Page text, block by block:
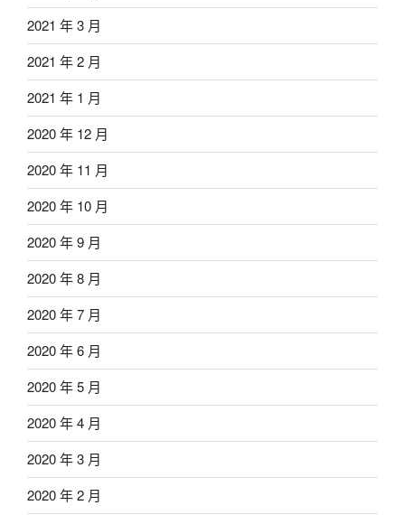
2021 年 3 月
2021 年 2 月
2021 年 1 月
2020 年 12 月
2020 年 11 月
2020 年 10 月
2020 年 9 月
2020 年 8 月
2020 年 7 月
2020 年 6 月
2020 年 5 月
2020 年 4 月
2020 年 3 月
2020 年 2 月